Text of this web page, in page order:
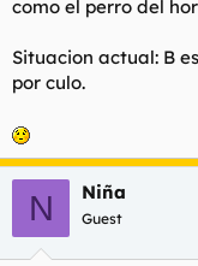
el finde siguiente
nuevo con la
grupo, al final
vergüenza.
pido :x
En mi caso me
Sobra decir que
enfadaba
Son todas unas
como el perro del
Situacion actual: B
por culo.
N Niña
Guest